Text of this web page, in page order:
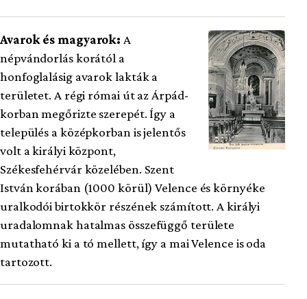
Avarok és magyarok: A
népvándorlás korától a
honfoglalásig avarok lakták a
területet. A régi római út az Árpád-
korban megőrizte szerepét. Így a
település a középkorban is jelentős
volt a királyi központ,
Székesfehérvár közelében. Szent
István korában (1000 körül) Velence és környéke
uralkodói birtokkör részének számított. A királyi
uradalomnak hatalmas összefüggő területe
mutatható ki a tó mellett, így a mai Velence is oda
tartozott.